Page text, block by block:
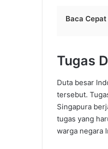
Baca Cepat
Tugas
Duta besar
tersebut.
Singapura
tugas yang
warga negara